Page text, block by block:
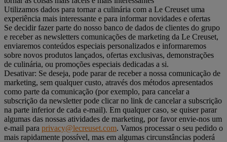
Utilizamos dados para tornar a culinária com a Le Creuset uma
experiência mais interessante e para informar novidades e ofertas
Se decidir fazer parte do nosso banco de dados de clientes do grupo
e receber as newsletters comunicações de marketing da Le Creuset,
enviaremos conteúdos especiais personalizados e informaremos
sobre novos produtos lançados, ofertas exclusivas, demonstrações
de culinária, ou promoções especiais dedicadas a si.
Desativar: Se deseja, pode parar de receber a nossa comunicação de
marketing, sem qualquer custo, através dos métodos apresentados
como parte da comunicação (por exemplo, para cancelar a
subscrição da newsletter pode clicar no link de cancelar a subscrição
na parte inferior de cada e-mail). Em qualquer caso, se quiser parar
algumas das nossas atividades de marketing, por favor envie-nos um
e-mail para privacy@lecreuset.com. Vamos processar o seu pedido o
mais rapidamente possível, mas em algumas circunstâncias poderá